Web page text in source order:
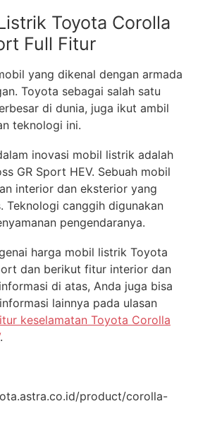
Toyota Corolla
Full Fitur
yang dikenal dengan armada
Toyota sebagai salah satu
di dunia, juga ikut ambil
teknologi ini.
inovasi mobil listrik adalah
GR Sport HEV. Sebuah mobil
interior dan eksterior yang
Teknologi canggih digunakan
pengendaranya.
harga mobil listrik Toyota
dan berikut fitur interior dan
di atas, Anda juga bisa
lainnya pada ulasan
keselamatan Toyota Corolla
.
product/corolla-